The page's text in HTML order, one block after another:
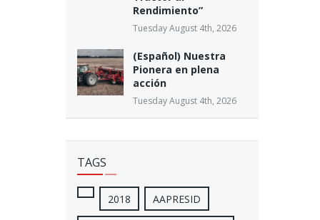
Rendimiento”
Tuesday August 4th, 2026
(Español) Nuestra
Pionera en plena
acción
Tuesday August 4th, 2026
TAGS
2018 AAPRESID